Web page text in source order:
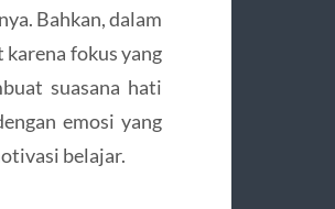
Bahkan, dalam
fokus yang
suasana hati
emosi yang
belajar.